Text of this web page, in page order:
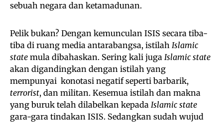
sebuah negara dan ketamadunan.
Pelik bukan? Dengan kemunculan ISIS secara tiba-
tiba di ruang media antarabangsa, istilah Islamic
state mula dibahaskan. Sering kali juga Islamic state
akan digandingkan dengan istilah yang
mempunyai konotasi negatif seperti barbarik,
terrorist, dan militan. Kesemua istilah dan makna
yang buruk telah dilabelkan kepada Islamic state
gara-gara tindakan ISIS. Sedangkan sudah wujud